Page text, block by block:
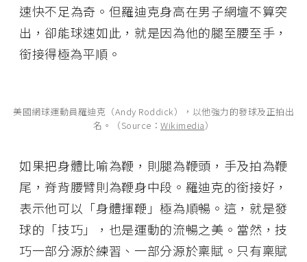
速快不足為奇。但羅迪克身高在男子網壇不算突
出，卻能球速如此，就是因為他的腿至腰至手，
銜接得極為平順。
美國網球運動員羅迪克（Andy Roddick），以他強力的發球及正拍出
名。（Source： Wikimedia）
如果把身體比喻為鞭，則腿為鞭頭，手及拍為鞭
尾，脊背腰臂則為鞭身中段。羅迪克的銜接好，
表示他可以「身體揮鞭」極為順暢。這，就是發
球的「技巧」，也是運動的流暢之美。當然，技
巧一部分源於練習、一部分源於稟賦。只有稟賦